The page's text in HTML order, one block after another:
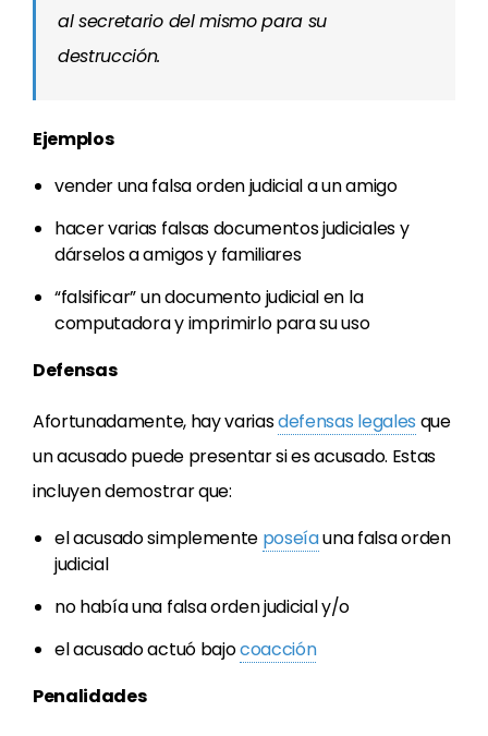
al secretario del mismo para su
destrucción.
Ejemplos
vender una falsa orden judicial a un amigo
hacer varias falsas documentos judiciales y
dárselos a amigos y familiares
“falsificar” un documento judicial en la
computadora y imprimirlo para su uso
Defensas
Afortunadamente, hay variasdefensas legales que
un acusado puede presentar si es acusado. Estas
incluyen demostrar que:
el acusado simplemente poseíauna falsa orden
judicial
no había una falsa orden judicial y/o
el acusado actuó bajocoacción
Penalidades